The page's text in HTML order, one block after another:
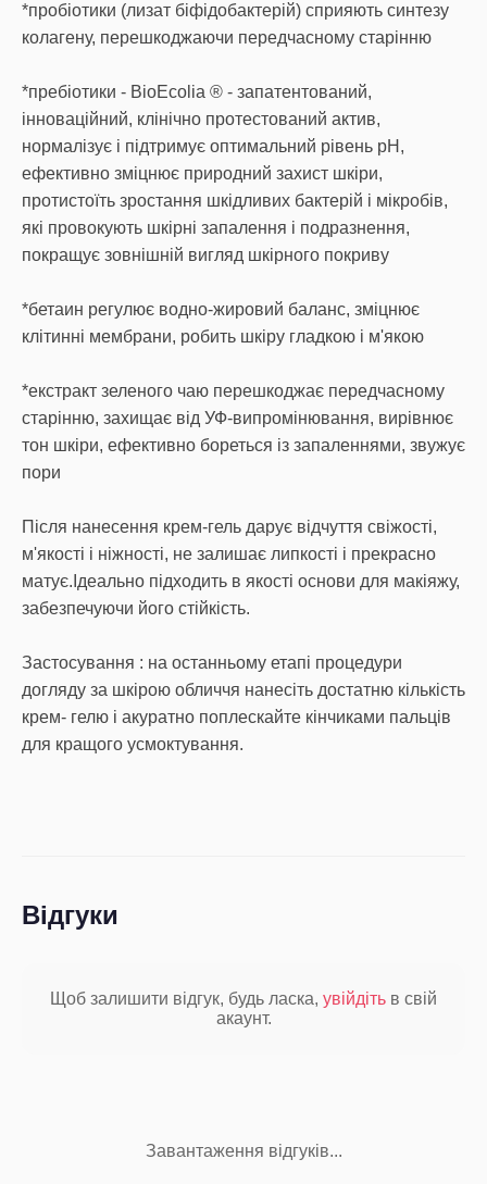
*пробіотики (лизат біфідобактерій) сприяють синтезу
колагену, перешкоджаючи передчасному старінню
*пребіотики - BioEcolia ® - запатентований,
інноваційний, клінічно протестований актив,
нормалізує і підтримує оптимальний рівень рН,
ефективно зміцнює природний захист шкіри,
протистоїть зростання шкідливих бактерій і мікробів,
які провокують шкірні запалення і подразнення,
покращує зовнішній вигляд шкірного покриву
*бетаин регулює водно-жировий баланс, зміцнює
клітинні мембрани, робить шкіру гладкою і м'якою
*екстракт зеленого чаю перешкоджає передчасному
старінню, захищає від УФ-випромінювання, вирівнює
тон шкіри, ефективно бореться із запаленнями, звужує
пори
Після нанесення крем-гель дарує відчуття свіжості,
м'якості і ніжності, не залишає липкості і прекрасно
матує.Ідеально підходить в якості основи для макіяжу,
забезпечуючи його стійкість.
Застосування : на останньому етапі процедури
догляду за шкірою обличчя нанесіть достатню кількість
крем- гелю і акуратно поплескайте кінчиками пальців
для кращого усмоктування.
Відгуки
Щоб залишити відгук, будь ласка, увійдіть в свій
акаунт.
Завантаження відгуків...